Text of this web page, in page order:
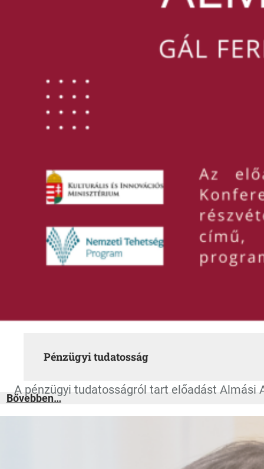
Pénzügyi tudatosság
A pénzügyi tudatosságról tart előadást Almási
Bővebben…:Pénzügyi
tudatosság